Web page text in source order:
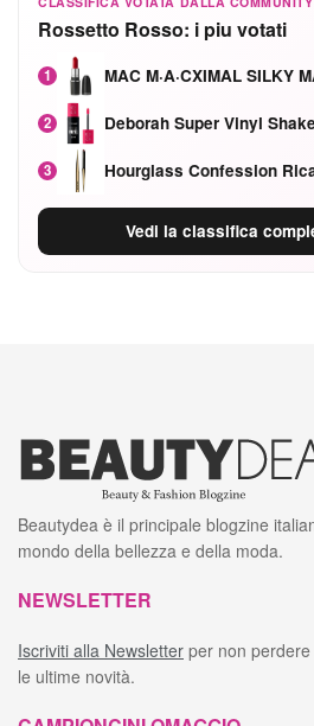
Rossetto Rosso: i piu votati
1 MAC M·A·CXIMAL SILKY
2 Deborah Super Vinyl
3
Vedi la classifica
Beautydea è il principale blogzine
mondo della bellezza e della moda.
NEWSLETTER
Iscriviti alla Newsletter per non
le ultime novità.